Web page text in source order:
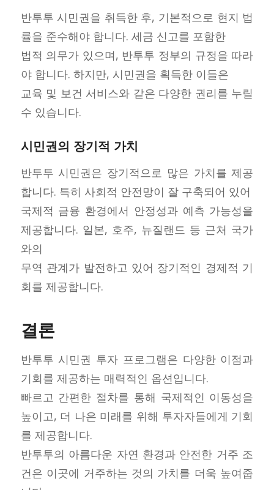
반투투 시민권을 취득한 후, 기본적으로 현지 법
률을 준수해야 합니다. 세금 신고를 포함한
법적 의무가 있으며, 반투투 정부의 규정을 따라
야 합니다. 하지만, 시민권을 획득한 이들은
교육 및 보건 서비스와 같은 다양한 권리를 누릴
수 있습니다.
시민권의 장기적 가치
반투투 시민권은 장기적으로 많은 가치를 제공
합니다. 특히 사회적 안전망이 잘 구축되어 있어
국제적 금융 환경에서 안정성과 예측 가능성을
제공합니다. 일본, 호주, 뉴질랜드 등 근처 국가
와의
무역 관계가 발전하고 있어 장기적인 경제적 기
회를 제공합니다.
결론
반투투 시민권 투자 프로그램은 다양한 이점과
기회를 제공하는 매력적인 옵션입니다.
빠르고 간편한 절차를 통해 국제적인 이동성을
높이고, 더 나은 미래를 위해 투자자들에게 기회
를 제공합니다.
반투투의 아름다운 자연 환경과 안전한 거주 조
건은 이곳에 거주하는 것의 가치를 더욱 높여줍